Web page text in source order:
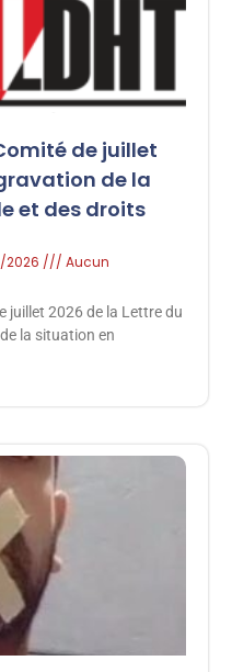
de juillet
de la
et des droits
Aucun
juillet 2026 de la Lettre du
la situation en